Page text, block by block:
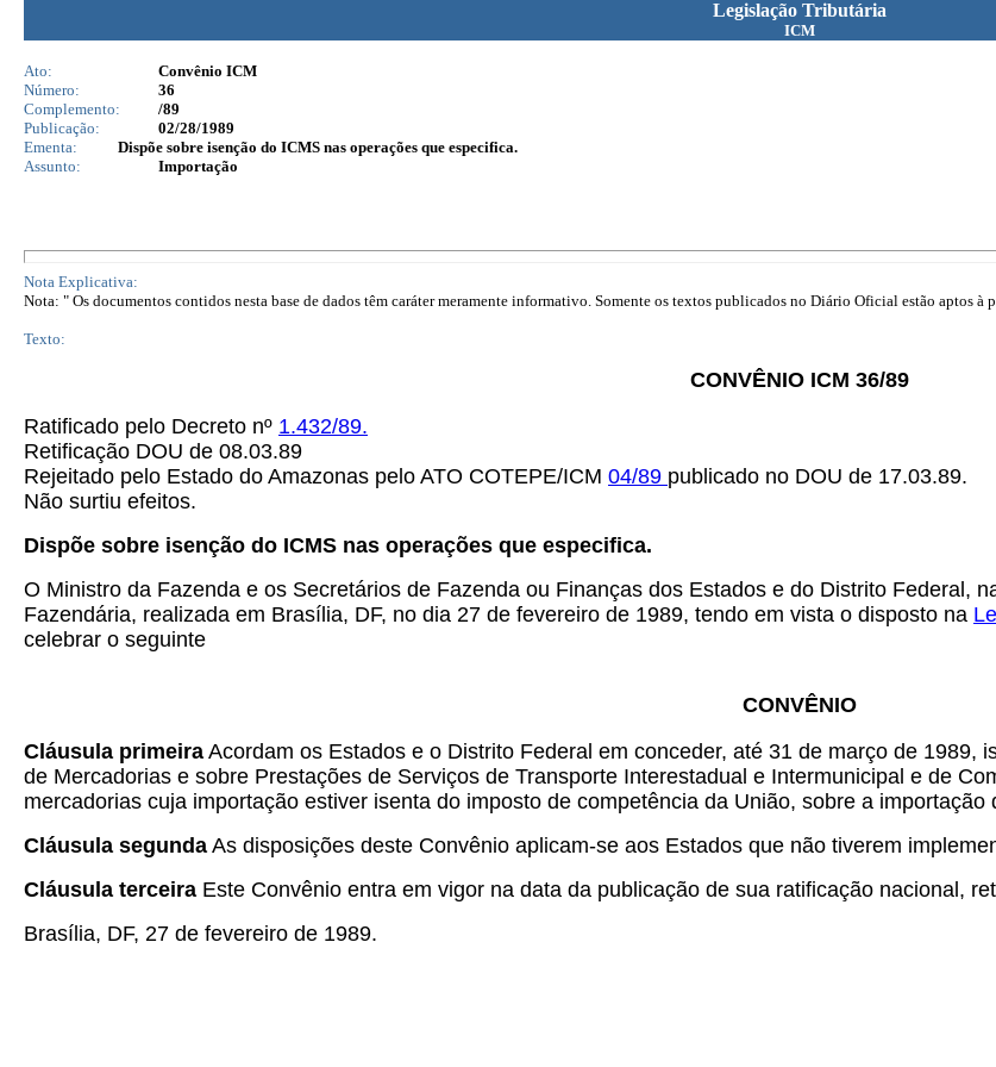
Legislação Tributária
ICM
Ato:
Convênio ICM
Número:
36
Complemento:
/89
Publicação:
02/28/1989
Ementa:
Dispõe sobre isenção do ICMS nas operações que especifica.
Assunto:
Importação
Nota Explicativa:
Nota: " Os documentos contidos nesta base de dados têm caráter meramente informativo. Somente os textos publicados no Diário Oficial estão aptos à
Texto:
CONVÊNIO ICM 36/89
Ratificado pelo Decreto nº 1.432/89.
Retificação DOU de 08.03.89
Rejeitado pelo Estado do Amazonas pelo ATO COTEPE/ICM 04/89 publicado no DOU de 17.03.89.
Não surtiu efeitos.
Dispõe sobre isenção do ICMS nas operações que especifica.
O Ministro da Fazenda e os Secretários de Fazenda ou Finanças dos Estados e do Distrito Federal,
Fazendária, realizada em Brasília, DF, no dia 27 de fevereiro de 1989, tendo em vista o disposto na
celebrar o seguinte
CONVÊNIO
Cláusula primeira Acordam os Estados e o Distrito Federal em conceder, até 31 de março de 1989,
de Mercadorias e sobre Prestações de Serviços de Transporte Interestadual e Intermunicipal e de
mercadorias cuja importação estiver isenta do imposto de competência da União, sobre a importação
Cláusula segunda As disposições deste Convênio aplicam-se aos Estados que não tiverem
Cláusula terceira Este Convênio entra em vigor na data da publicação de sua ratificação nacional,
Brasília, DF, 27 de fevereiro de 1989.